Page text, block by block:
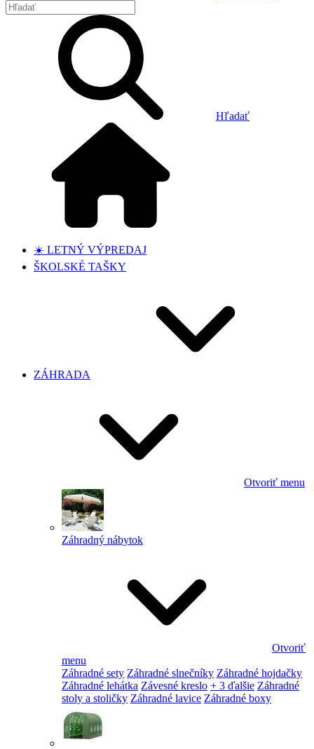
Hľadať
☀️ LETNÝ VÝPREDAJ
ŠKOLSKÉ TAŠKY
ZÁHRADA
Otvoriť menu
Záhradný nábytok
Otvoriť
menu
Záhradné sety Záhradné slnečníky Záhradné hojdačky
Záhradné lehátka Závesné kreslo + 3 ďalšie Záhradné
stoly a stoličky Záhradné lavice Záhradné boxy